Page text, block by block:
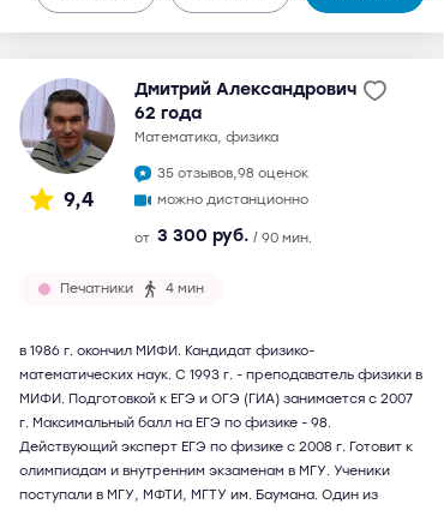
9,4
Дмитрий Александрович
62 года
математика, физика
35 отзывов,98 оценок
можно дистанционно
от 3 300 руб. / 90 мин.
Печатники 4 мин
в 1986 г. окончил МИФИ. Кандидат физико-
математических наук. С 1993 г. - преподаватель физики в
МИФИ. Подготовкой к ЕГЭ и ОГЭ (ГИА) занимается с 2007
г. Максимальный балл на ЕГЭ по физике - 98.
Действующий эксперт ЕГЭ по физике с 2008 г. Готовит к
олимпиадам и внутренним экзаменам в МГУ. Ученики
поступали в МГУ, МФТИ, МГТУ им. Баумана. Один из